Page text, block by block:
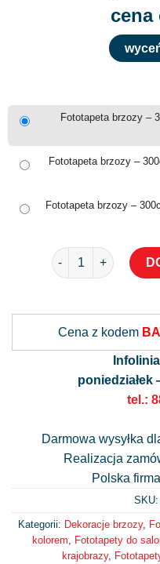
cena
Fototapeta brzozy –
Fototapeta brzozy –
Fototapeta brzozy –
ilość Fototapeta
Cena z kodem
poniedziałek
tel.:
Darmowa wysyłka
Realizacja
Polska
Kategorii: Dekoracje brzozy,
kolorem
Fototapety do
krajobrazy,